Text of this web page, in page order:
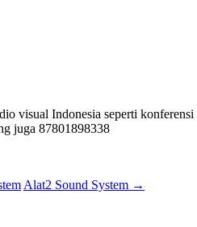
visual Indonesia seperti
juga 87801898338
Alat2 Sound System →